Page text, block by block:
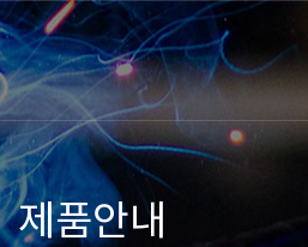
제품안내